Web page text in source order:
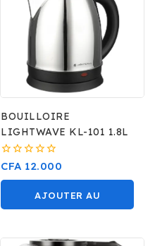
BOUILLOIRE
LIGHTWAVE KL-101 1.8L
0
5
CFA 12.000
AJOUTER AU